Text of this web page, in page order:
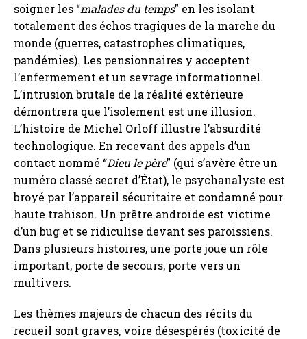
soigner les “malades du temps” en les isolant
totalement des échos tragiques de la marche du
monde (guerres, catastrophes climatiques,
pandémies). Les pensionnaires y acceptent
l’enfermement et un sevrage informationnel.
L’intrusion brutale de la réalité extérieure
démontrera que l’isolement est une illusion.
L’histoire de Michel Orloff illustre l’absurdité
technologique. En recevant des appels d’un
contact nommé “Dieu le père” (qui s’avère être un
numéro classé secret d’État), le psychanalyste est
broyé par l’appareil sécuritaire et condamné pour
haute trahison. Un prêtre androïde est victime
d’un bug et se ridiculise devant ses paroissiens.
Dans plusieurs histoires, une porte joue un rôle
important, porte de secours, porte vers un
multivers.
Les thèmes majeurs de chacun des récits du
recueil sont graves, voire désespérés (toxicité de